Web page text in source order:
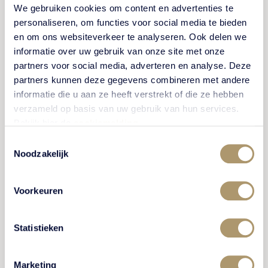
We gebruiken cookies om content en advertenties te
personaliseren, om functies voor social media te bieden
en om ons websiteverkeer te analyseren. Ook delen we
informatie over uw gebruik van onze site met onze
partners voor social media, adverteren en analyse. Deze
partners kunnen deze gegevens combineren met andere
informatie die u aan ze heeft verstrekt of die ze hebben
verzameld op basis van uw gebruik van hun services.
Noodzakelijk
Voorkeuren
Statistieken
Marketing
waarde hiervan? Tuinbaas Richard ging op onderzoek
uit en schreef hierover in de "Kronkels van de
Tuinbaas".
BEKIJK VERHAAL